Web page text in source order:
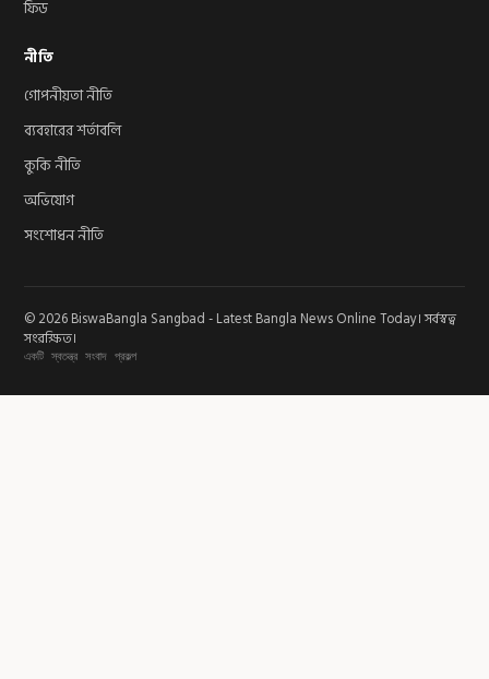
ফিড
নীতি
গোপনীয়তা নীতি
ব্যবহারের শর্তাবলি
কুকি নীতি
অভিযোগ
সংশোধন নীতি
© 2026 BiswaBangla Sangbad - Latest Bangla News Online Today। সর্বস্বত্ব
সংরক্ষিত।
একটি স্বতন্ত্র সংবাদ প্রকল্প